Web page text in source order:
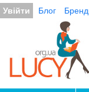
Увійти Блог